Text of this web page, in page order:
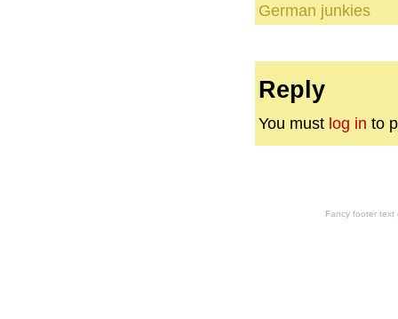
German junkies
Reply
You must log in to
Fancy footer